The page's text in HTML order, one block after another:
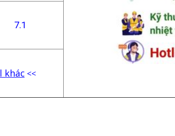
7.1
khác <<